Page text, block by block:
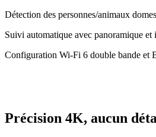
Détection des personnes/animaux
Suivi automatique avec panoramique et
Configuration Wi-Fi 6 double bande et
Précision 4K, aucun